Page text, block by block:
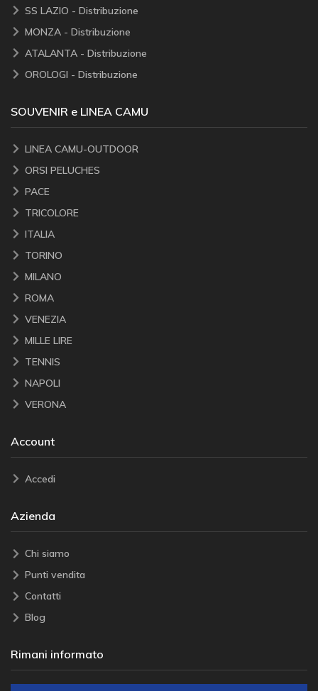
SS LAZIO - Distribuzione
MONZA - Distribuzione
ATALANTA - Distribuzione
OROLOGI - Distribuzione
SOUVENIR e LINEA CAMU
LINEA CAMU-OUTDOOR
ORSI PELUCHES
PACE
TRICOLORE
ITALIA
TORINO
MILANO
ROMA
VENEZIA
MILLE LIRE
TENNIS
NAPOLI
VERONA
Account
Accedi
Azienda
Chi siamo
Punti vendita
Contatti
Blog
Rimani informato